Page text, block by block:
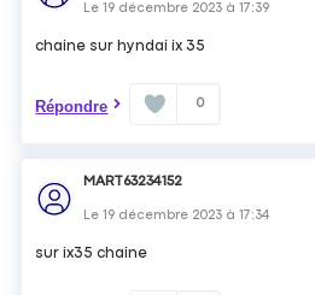
Le19 décembre 2023 à17:39
chaine sur hyndai ix 35
Répondre 0
MART63234152
Le19 décembre 2023 à17:34
sur ix35 chaine